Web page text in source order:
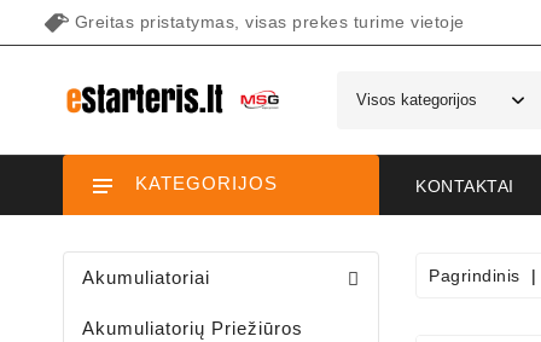
Greitas pristatymas, visas prekes turime vietoje
KONTAKTAI
KATEGORIJOS
Akumuliatoriai
Akumuliatorių Priežiūros
Pagrindinis